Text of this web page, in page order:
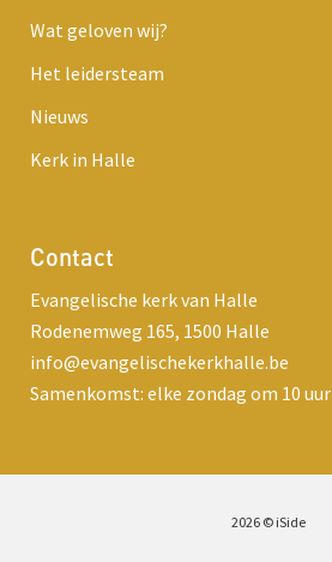
Wat geloven wij?
Het leidersteam
Nieuws
Kerk in Halle
Contact
Evangelische kerk van Halle
Rodenemweg 165, 1500 Halle
info@evangelischekerkhalle.be
Samenkomst: elke zondag om 10 uur
2026 © iSide